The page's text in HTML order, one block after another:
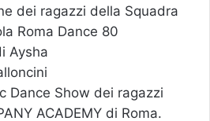
dei ragazzi della Squadra
Roma Dance 80
Aysha
Dance Show dei ragazzi
ACADEMY di Roma.